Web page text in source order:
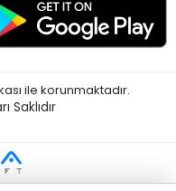
ile korunmaktadır.
Saklıdır